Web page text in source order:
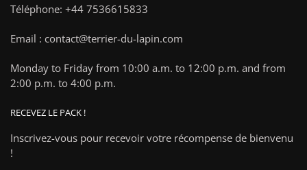
Téléphone: +44 7536615833
Email : contact@terrier-du-lapin.com
Monday to Friday from 10:00 a.m. to 12:00 p.m. and from
2:00 p.m. to 4:00 p.m.
RECEVEZ LE PACK !
Inscrivez-vous pour recevoir votre récompense de bienvenu
!